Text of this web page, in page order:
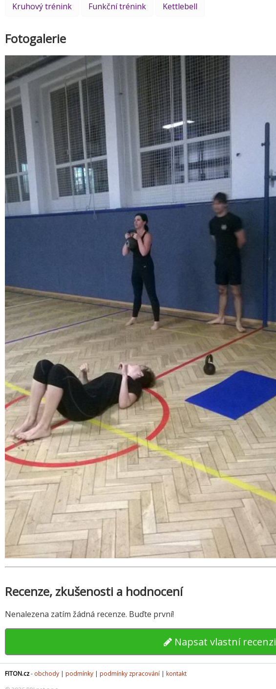
Kruhový trénink Funkční trénink Kettlebell
Fotogalerie
Recenze, zkušenosti a hodnocení
Nenalezena zatím žádná recenze. Buďte první!
Napsat vlastní recenzi
FITON.cz- obchody | podmínky | podmínky zpracování | kontakt